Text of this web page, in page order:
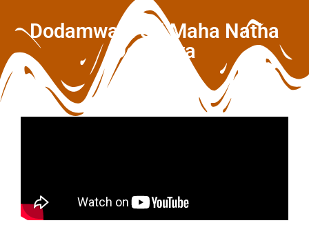
Dodamwala Sri Maha Natha
Devalaya